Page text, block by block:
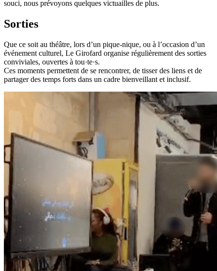
souci, nous prévoyons quelques victuailles de plus.
Sorties
Que ce soit au théâtre, lors d’un pique-nique, ou à l’occasion d’un
événement culturel, Le Girofard organise régulièrement des sorties
conviviales, ouvertes à tou·te·s.
Ces moments permettent de se rencontrer, de tisser des liens et de
partager des temps forts dans un cadre bienveillant et inclusif.